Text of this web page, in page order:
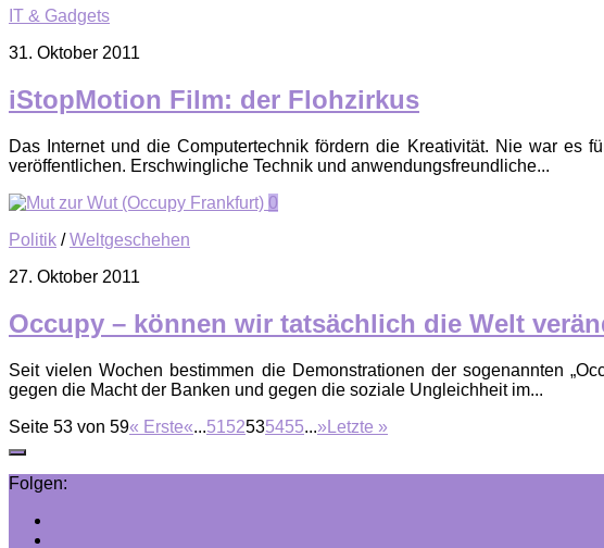
IT & Gadgets
31. Oktober 2011
iStopMotion Film: der Flohzirkus
Das Internet und die Computertechnik fördern die Kreativität. Nie war es
veröffentlichen. Erschwingliche Technik und anwendungsfreundliche...
0
Politik /Weltgeschehen
27. Oktober 2011
Occupy – können wir tatsächlich die Welt
Seit vielen Wochen bestimmen die Demonstrationen der sogenannten
gegen die Macht der Banken und gegen die soziale Ungleichheit im...
Seite 53 von 59« Erste«...5152535455...»Letzte »
Folgen: